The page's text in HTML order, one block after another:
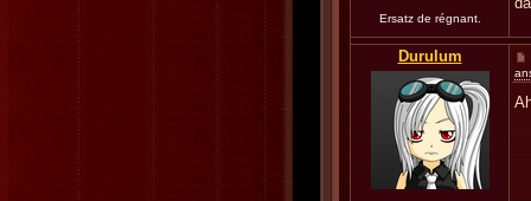
Ersatz de régnant.
Durulum